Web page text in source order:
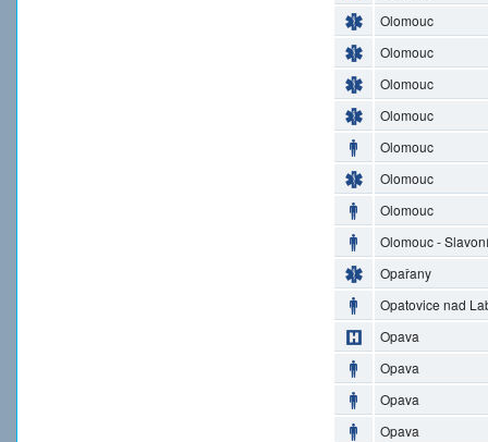
Olomouc
Olomouc
Olomouc
Olomouc
Olomouc
Olomouc
Olomouc
Olomouc -
Opařany
Opatovice nad
Opava
Opava
Opava
Opava